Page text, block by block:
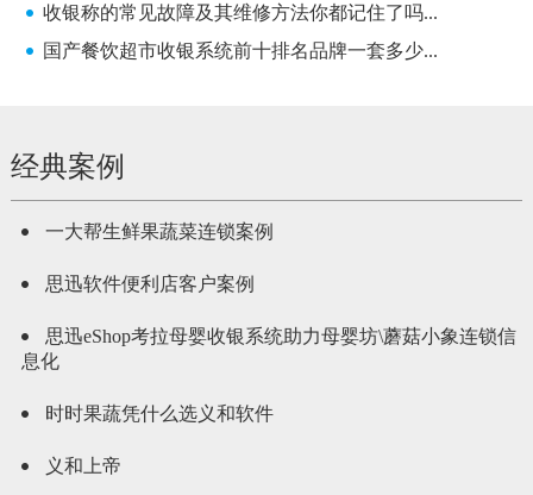
收银称的常见故障及其维修方法你都记住了吗...
国产餐饮超市收银系统前十排名品牌一套多少...
经典案例
一大帮生鲜果蔬菜连锁案例
思迅软件便利店客户案例
思迅eShop考拉母婴收银系统助力母婴坊\蘑菇小象连锁信
息化
时时果蔬凭什么选义和软件
义和上帝